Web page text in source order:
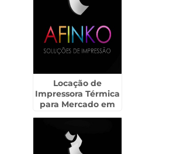
Locação de
Impressora Térmica
para Mercado em